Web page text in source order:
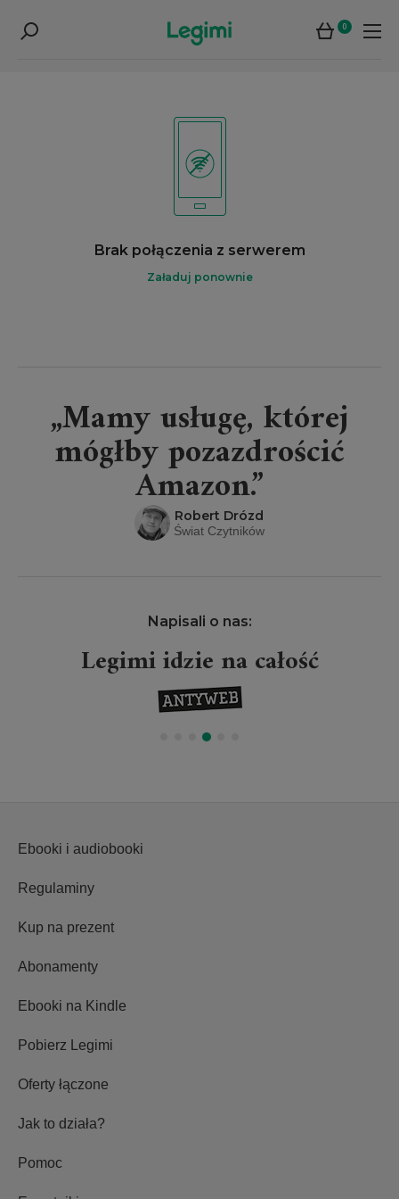
0
Brak połączenia z serwerem
Załaduj ponownie
„Mamy usługę, której
mógłby pozazdrościć
Amazon.”
Robert Drózd
Świat Czytników
Napisali o nas:
Legimi idzie na całość
Ebooki i audiobooki
Regulaminy
Kup na prezent
Abonamenty
Ebooki na Kindle
Pobierz Legimi
Oferty łączone
Jak to działa?
Pomoc